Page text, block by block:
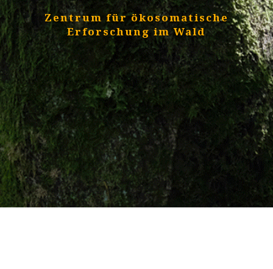
Zentrum für ökosomatische
Erforschung im Wald